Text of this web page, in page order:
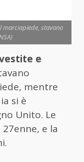
marciapiede, stavano
e
mentre
si è
Unito. Le
e la